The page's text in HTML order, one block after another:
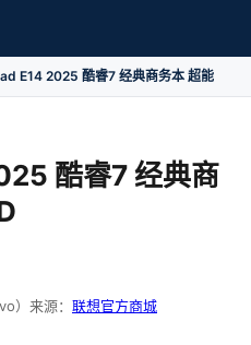
E14 2025 酷睿7 经典商务本 超能
酷睿7 经典商
） 来源： 联想官方商城